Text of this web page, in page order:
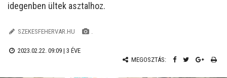
idegenben ültek asztalhoz.
SZEKESFEHERVAR.HU .
2023.02.22. 09:09 | 3 ÉVE
MEGOSZTÁS: